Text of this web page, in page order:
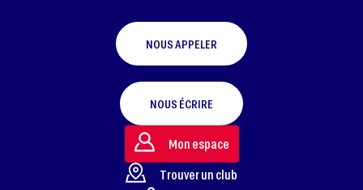
NOUS APPELER
NOUS ÉCRIRE
Mon espace
Trouver un club